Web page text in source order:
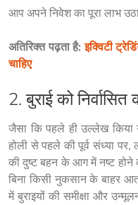
आप अपने निवेश का पूरा लाभ
अतिरिक्त पढ़ता है: इक्विटी
चाहिए
2. बुराई को निर्वासित
जैसा कि पहले ही उल्लेख किया
होली से पहले की पूर्व संध्या
की दुष्ट बहन के आग में नष्ट होने
बिना किसी नुकसान के बाहर
में बुराइयों की समीक्षा और